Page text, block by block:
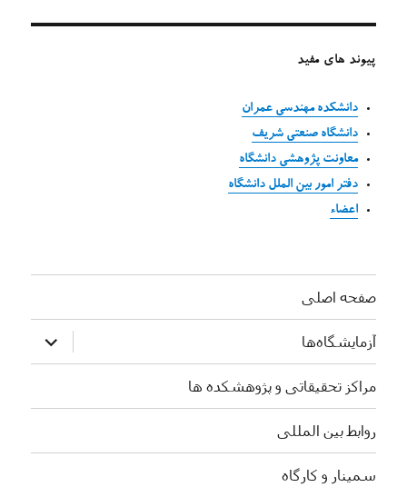
پیوند های مفید
دانشکده مهندسی عمران
دانشگاه صنعتی شریف
معاونت پژوهشی دانشگاه
دفتر امور بین الملل دانشگاه
اعضاء
صفحه اصلی
آزمایشگاه‌ها
بازکردن
زیرفهرست
مراکز تحقیقاتی و پژوهشکده ها
روابط بین المللی
سمینار و کارگاه